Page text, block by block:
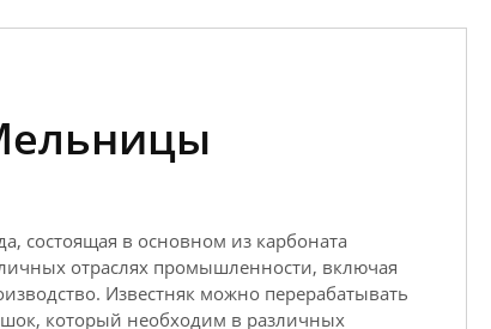
состоящая в основном из карбоната
отраслях промышленности, включая
Известняк можно перерабатывать
который необходим в различных